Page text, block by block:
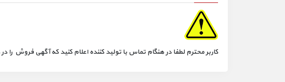
کاربر محترم لطفا در هنگام تماس با تولید کننده اعلام کنید که آگهی فروش